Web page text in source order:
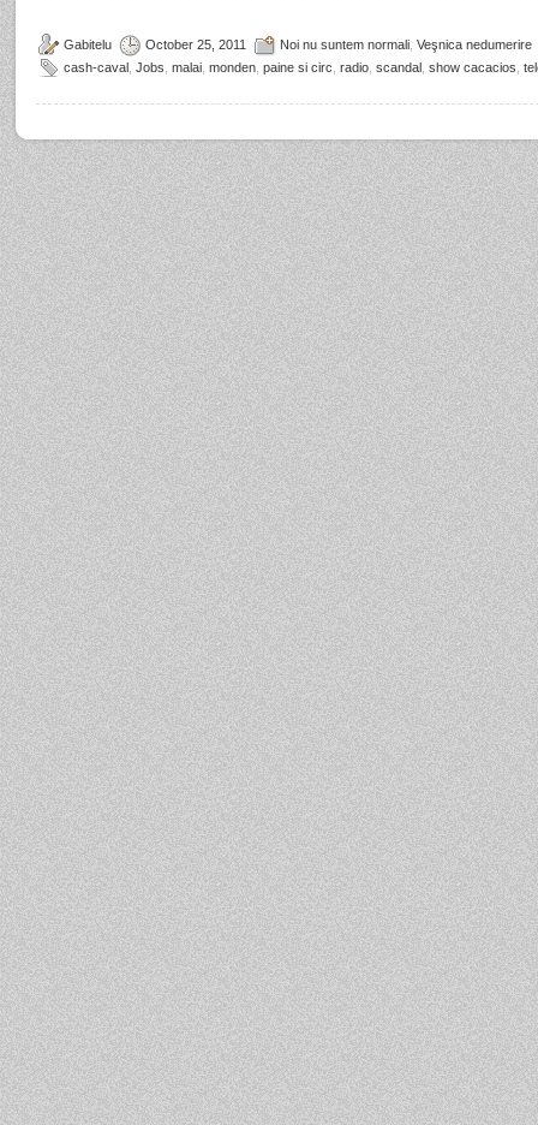
Gabitelu October 25, 2011 Noi nu suntem normali Veşnica nedumerire
cash-caval Jobs malai monden paine si circ radio scandal show cacacios